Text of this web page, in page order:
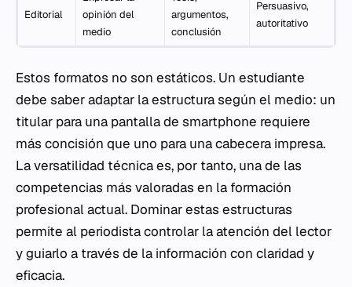
Editorial
opinión del
medio
argumentos,
conclusión
Persuasivo,
autoritativo
Estos formatos no son estáticos. Un estudiante
debe saber adaptar la estructura según el medio: un
titular para una pantalla de smartphone requiere
más concisión que uno para una cabecera impresa.
La versatilidad técnica es, por tanto, una de las
competencias más valoradas en la formación
profesional actual. Dominar estas estructuras
permite al periodista controlar la atención del lector
y guiarlo a través de la información con claridad y
eficacia.